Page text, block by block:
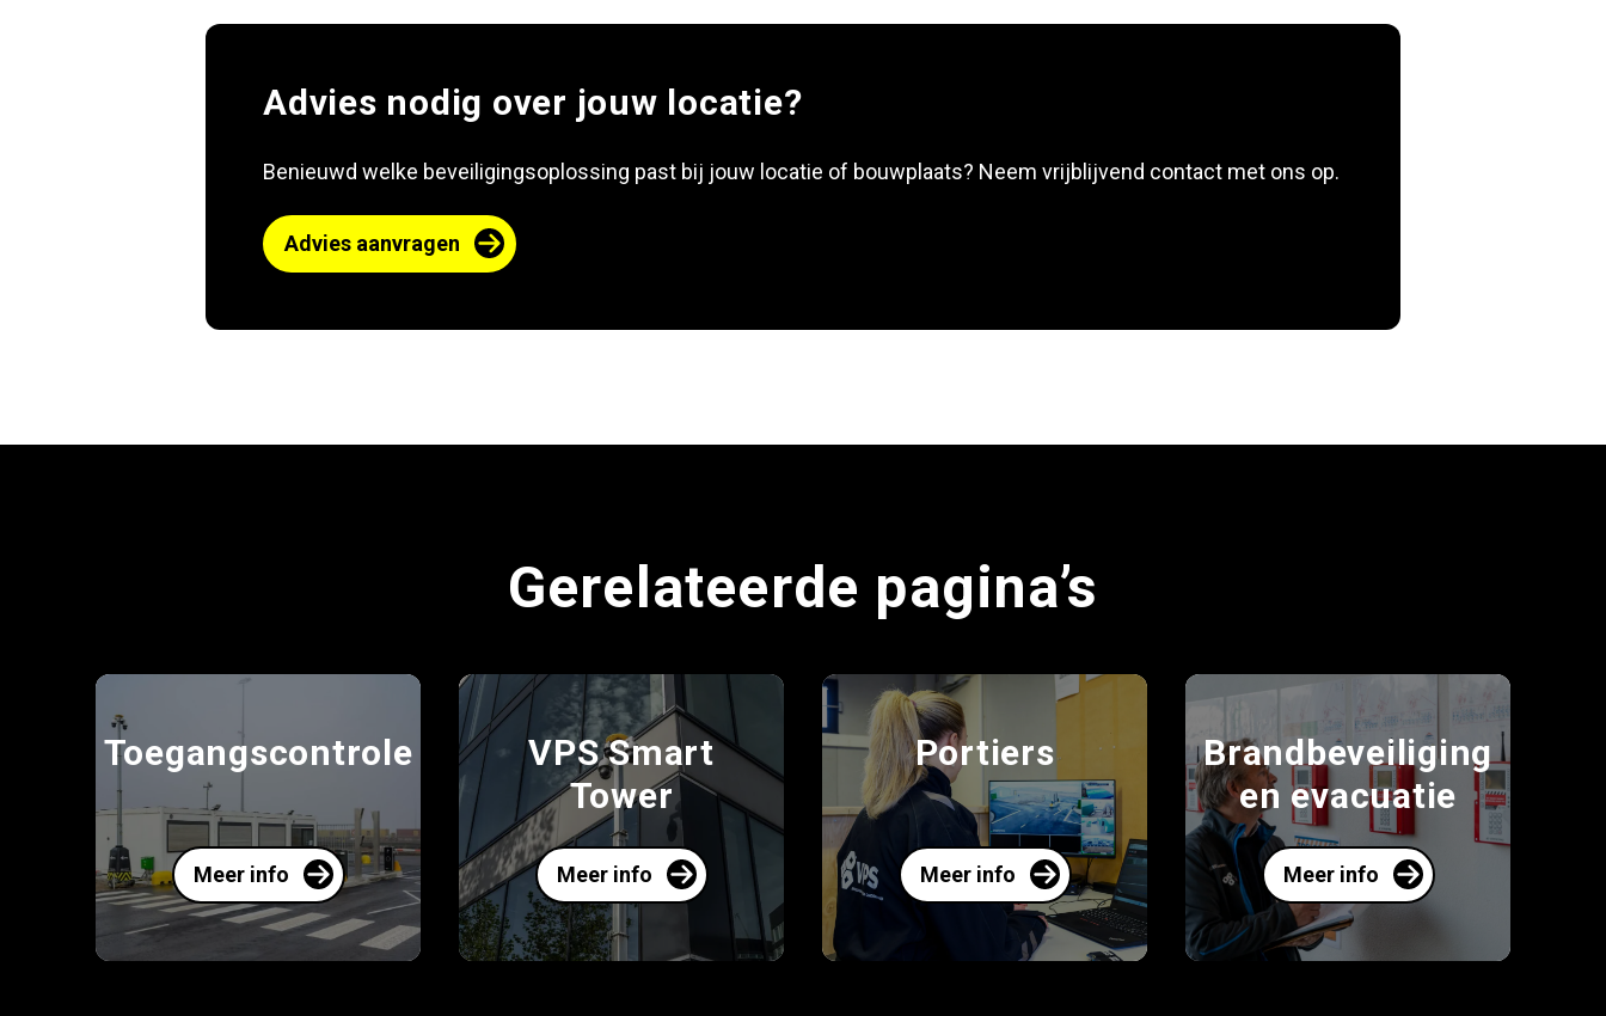
Advies nodig over jouw locatie?
Benieuwd welke beveiligingsoplossing past bij jouw locatie of bouwplaats? Neem vrijblijvend contact met ons op.
Advies aanvragen
Gerelateerde pagina’s
Toegangscontrole
Meer info
VPS Smart
Tower
Meer info
Portiers
Meer info
Brandbeveiliging
en evacuatie
Meer info